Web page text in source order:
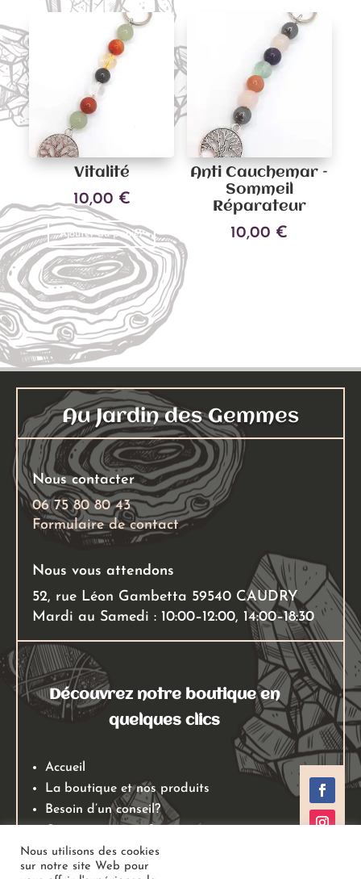
Vitalité
10,00 €
Ajouter au panier
Anti Cauchemar –
Sommeil
Réparateur
10,00 €
Au Jardin des Gemmes
Nous contacter
06 75 80 80 43
Formulaire de contact
Nous vous attendons
52, rue Léon Gambetta 59540 CAUDRY
Mardi au Samedi : 10:00–12:00, 14:00–18:30
Découvrez notre boutique en
quelques clics
Accueil
La boutique et nos produits
Besoin d’un conseil?
Mentions légales
Conditions générales de ventes
Nous utilisons des cookies
sur notre site Web pour